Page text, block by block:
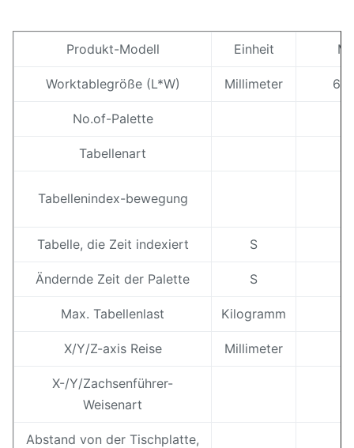
• Steifes Klopfen • Anhebender
•Elektrischer
•Kratzender
•Geschlossene
Datenübertragungssystem
Produkt-Modell Einheit
Worktablegröße (L*W) Millimeter
No.of-Palette
Tabellenart
Tabellenindex-bewegung
Tabelle, die Zeit indexiert S
Ändernde Zeit der Palette S
Max. Tabellenlast Kilogramm
X/Y/Z-axis Reise Millimeter
X-/Y/Zachsenführer-
Weisenart
Abstand von der Tischplatte,